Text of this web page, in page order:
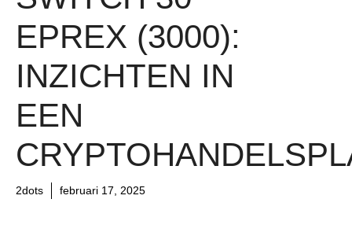
EPREX (3000):
INZICHTEN IN
EEN
2dots februari 17, 2025